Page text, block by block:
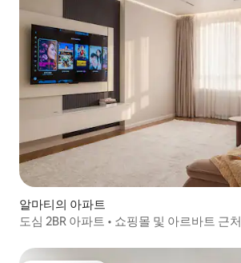
알마티의 아파트
도심 2BR 아파트 • 쇼핑몰 및 아르바트 근처